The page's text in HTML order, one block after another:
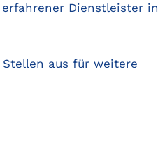
Dienstleister in
aus für weitere